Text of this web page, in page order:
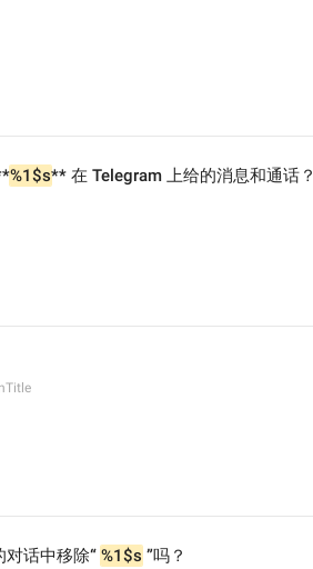
%1$s** 在 Telegram 上给的消息和通话？
话中移除“ %1$s ”吗？